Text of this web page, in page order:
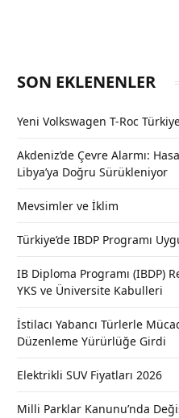
SON EKLENENLER
Yeni Volkswagen T-Roc
Akdeniz’de Çevre Alarmı:
Libya’ya Doğru Sürükleniyor
Mevsimler ve İklim
Türkiye’de IBDP Programı
IB Diploma Programı (IBDP)
YKS ve Üniversite Kabulleri
İstilacı Yabancı Türlerle
Düzenleme Yürürlüğe Girdi
Elektrikli SUV Fiyatları 2026
Milli Parklar Kanunu’nda